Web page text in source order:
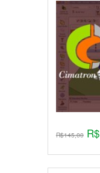
R$145,00 R$